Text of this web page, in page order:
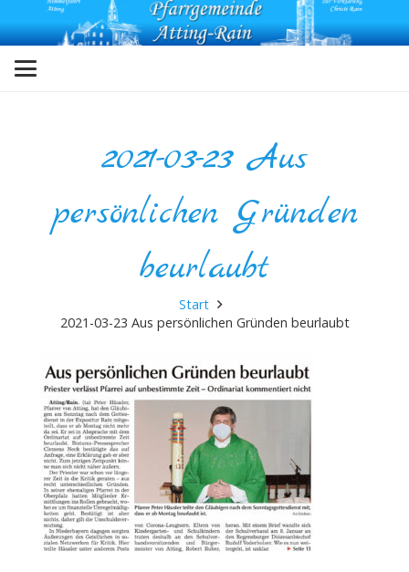
2021-03-23 Aus
persönlichen Gründen
beurlaubt
Start
2021-03-23 Aus persönlichen Gründen beurlaubt